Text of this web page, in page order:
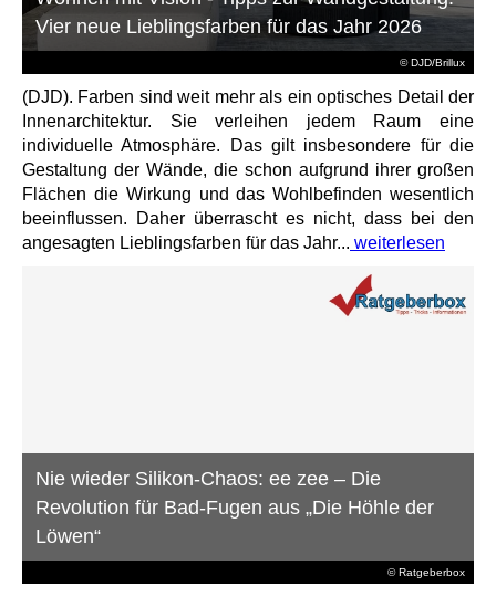
© DJD/Brillux
Vier neue Lieblingsfarben für das Jahr 2026
(DJD). Farben sind weit mehr als ein optisches Detail der
Innenarchitektur. Sie verleihen jedem Raum eine
individuelle Atmosphäre. Das gilt insbesondere für die
Gestaltung der Wände, die schon aufgrund ihrer großen
Flächen die Wirkung und das Wohlbefinden wesentlich
beeinflussen. Daher überrascht es nicht, dass bei den
angesagten Lieblingsfarben für das Jahr... weiterlesen
© Ratgeberbox
Nie wieder Silikon-Chaos: ee zee – Die
Revolution für Bad-Fugen aus „Die Höhle der
Löwen“